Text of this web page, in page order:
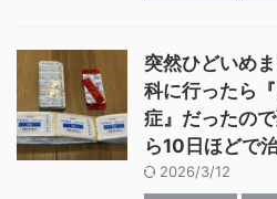
突然ひどいめ
科に行ったら
症』だったの
ら10日ほどで
2026/3/12